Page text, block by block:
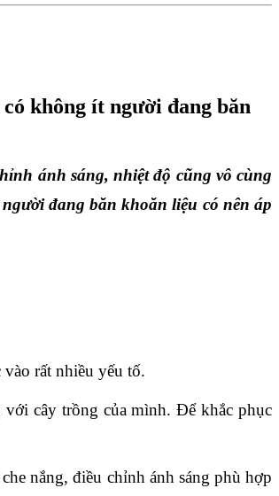
không ít người đang băn
ánh sáng, nhiệt độ cũng vô cùng
đang băn khoăn liệu có nên áp
rất nhiều yếu tố.
cây trồng của mình. Để khắc phục
nắng, điều chỉnh ánh sáng phù hợp